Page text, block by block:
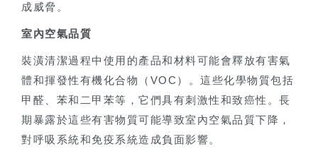
成威脅。
室內空氣品質
裝潢清潔過程中使用的產品和材料可能會釋放有害氣
體和揮發性有機化合物（VOC）。這些化學物質包括
甲醛、苯和二甲苯等，它們具有刺激性和致癌性。長
期暴露於這些有害物質可能導致室內空氣品質下降，
對呼吸系統和免疫系統造成負面影響。